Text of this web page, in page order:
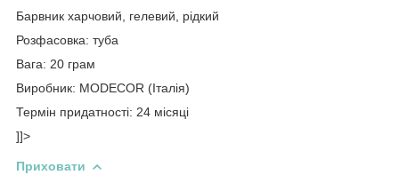
Барвник харчовий, гелевий, рідкий
Розфасовка: туба
Вага: 20 грам
Виробник: MODECOR (Італія)
Термін придатності: 24 місяці
]]>
Приховати